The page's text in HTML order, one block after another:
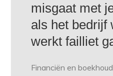
misgaat met
als het bedrijf
werkt failliet
Financiën en